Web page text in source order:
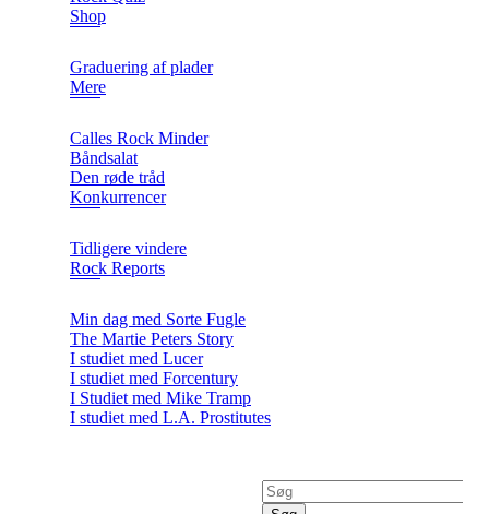
Shop
Graduering af plader
Mere
Calles Rock Minder
Båndsalat
Den røde tråd
Konkurrencer
Tidligere vindere
Rock Reports
Min dag med Sorte Fugle
The Martie Peters Story
I studiet med Lucer
I studiet med Forcentury
I Studiet med Mike Tramp
I studiet med L.A. Prostitutes